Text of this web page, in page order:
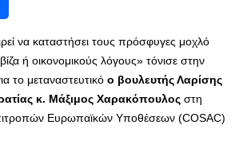
να καταστήσει τους πρόσφυγες μοχλό
ή οικονομικούς λόγους» τόνισε στην
το μεταναστευτικό ο βουλευτής Λαρίσης
κ. Μάξιμος Χαρακόπουλος στη
Ευρωπαϊκών Υποθέσεων (COSAC)